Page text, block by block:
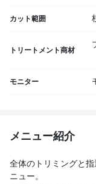
カット範囲
トリートメント商材
モニター
メニュー紹介
全体のトリミングと指
ニュー。